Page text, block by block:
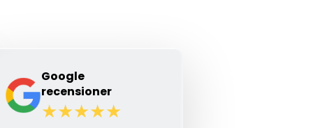
Google
recensioner